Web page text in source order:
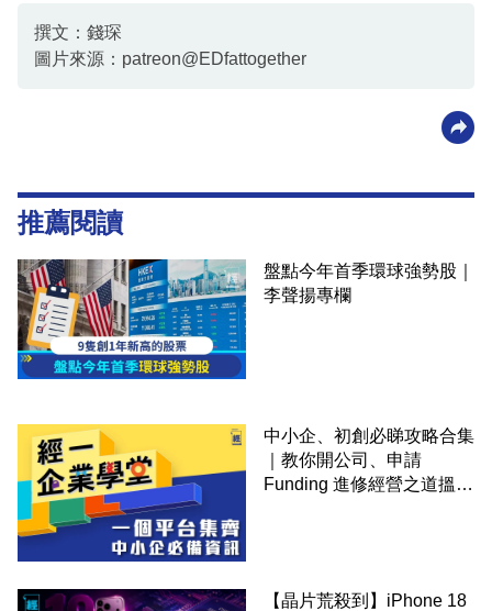
撰文：錢琛
圖片來源：patreon@EDfattogether
推薦閱讀
盤點今年首季環球強勢股｜
李聲揚專欄
中小企、初創必睇攻略合集
｜教你開公司、申請
Funding 進修經營之道搵大
【晶片荒殺到】iPhone 18